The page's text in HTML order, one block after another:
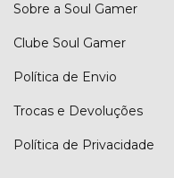
Sobre a Soul Gamer
Clube Soul Gamer
Política de Envio
Trocas e Devoluções
Política de Privacidade